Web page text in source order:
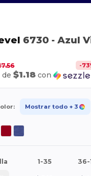
6730 - Azul
-73
de $1.18con
Mostrar todo + 3
1-35 36-